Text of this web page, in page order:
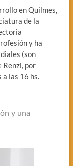
en Quilmes,
de la
y ha
(son
Renzi, por
a las 16 hs.
y una